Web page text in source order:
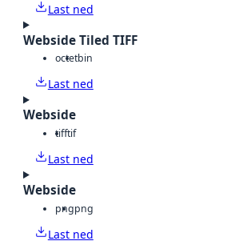
Last ned
Webside Tiled TIFF
octetbin
Last ned
Webside
tifftif
Last ned
Webside
pngpng
Last ned